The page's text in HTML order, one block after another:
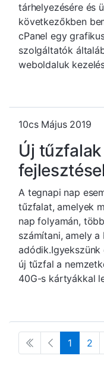
tárhelyezésére és
következőkben
cPanel egy
szolgáltatók
weboldaluk
10cs Május 2019
Új
A tegnapi nap
tűzfalat, amelyek
nap folyamán,
számítani, amely a
új tűzfal a
40G-s kártyákkal
1 2